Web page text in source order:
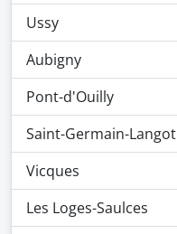
Ussy
Aubigny
Pont-d'Ouilly
Saint-Germain-Langot
Vicques
Les Loges-Saulces